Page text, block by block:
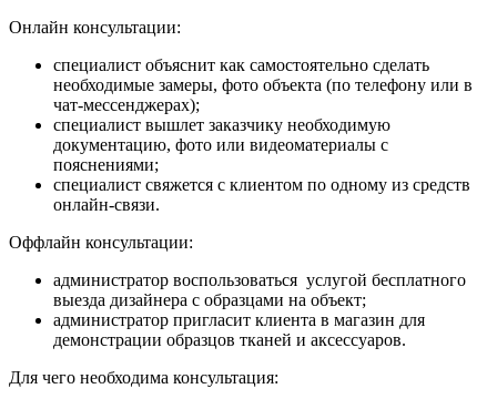
Онлайн консультации:
специалист объяснит как самостоятельно сделать
необходимые замеры, фото объекта (по телефону или в
чат-мессенджерах);
специалист вышлет заказчику необходимую
документацию, фото или видеоматериалы с
пояснениями;
специалист свяжется с клиентом по одному из средств
онлайн-связи.
Оффлайн консультации:
администратор воспользоваться услугой бесплатного
выезда дизайнера с образцами на объект;
администратор пригласит клиента в магазин для
демонстрации образцов тканей и аксессуаров.
Для чего необходима консультация: